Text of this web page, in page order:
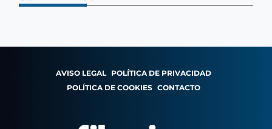
AVISO LEGAL POLÍTICA DE PRIVACIDAD
POLÍTICA DE COOKIES CONTACTO